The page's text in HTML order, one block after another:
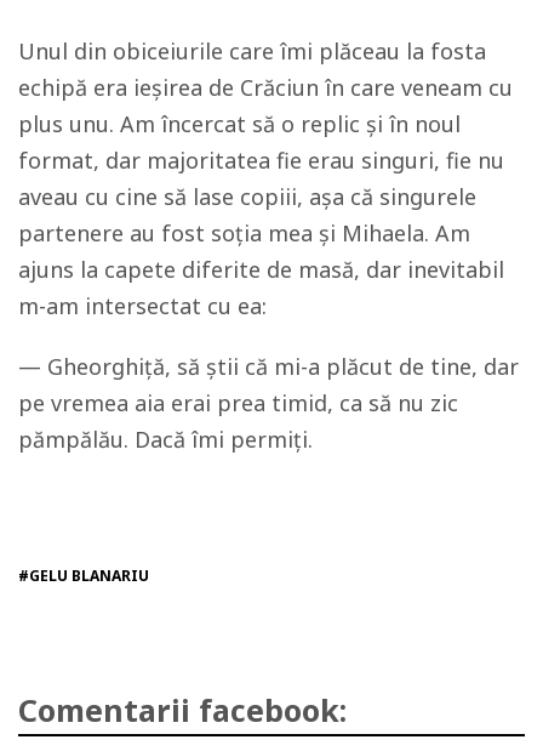
Unul din obiceiurile care îmi plăceau la fosta
echipă era ieșirea de Crăciun în care veneam cu
plus unu. Am încercat să o replic și în noul
format, dar majoritatea fie erau singuri, fie nu
aveau cu cine să lase copiii, așa că singurele
partenere au fost soția mea și Mihaela. Am
ajuns la capete diferite de masă, dar inevitabil
m-am intersectat cu ea:
— Gheorghiță, să știi că mi-a plăcut de tine, dar
pe vremea aia erai prea timid, ca să nu zic
pămpălău. Dacă îmi permiți.
#GELU BLANARIU
Comentarii facebook: